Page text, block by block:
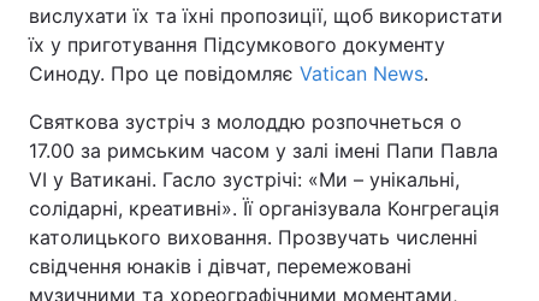
вислухати їх та їхні пропозиції, щоб використати
їх у приготування Підсумкового документу
Синоду. Про це повідомляє Vatican News.
Святкова зустріч з молоддю розпочнеться о
17.00 за римським часом у залі імені Папи Павла
VI у Ватикані. Гасло зустрічі: «Ми – унікальні,
солідарні, креативні». Її організувала Конгрегація
католицького виховання. Прозвучать численні
свідчення юнаків і дівчат, перемежовані
музичними та хореографічними моментами,